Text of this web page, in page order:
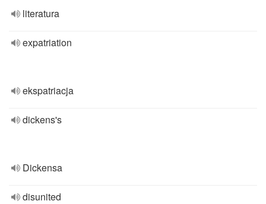
literatura
expatriation
ekspatriacja
dickens's
Dickensa
disunited